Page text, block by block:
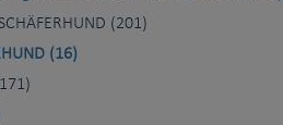
(201)
(16)